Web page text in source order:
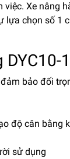
Xe nâng
lựa chọn số 1
DYC10-
bảo đối
độ cân bằng
sử dụng